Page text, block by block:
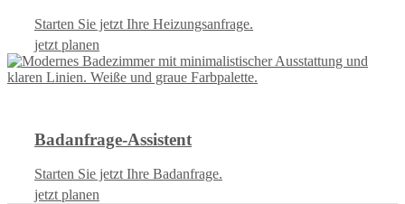
Starten Sie jetzt Ihre Heizungsanfrage.
jetzt planen
Badanfrage-Assistent
Starten Sie jetzt Ihre Badanfrage.
jetzt planen